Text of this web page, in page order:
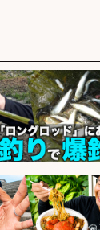
り好き歓迎/残
迎
式会社
sponsored by 求人ボック
習い・調理補
んの和食居酒屋
ベエ 矢場町店